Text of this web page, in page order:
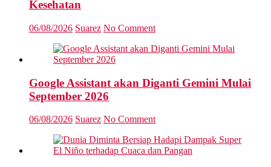
Kesehatan
06/08/2026 Suarez No Comment
Google Assistant akan Diganti Gemini Mulai
September 2026
06/08/2026 Suarez No Comment